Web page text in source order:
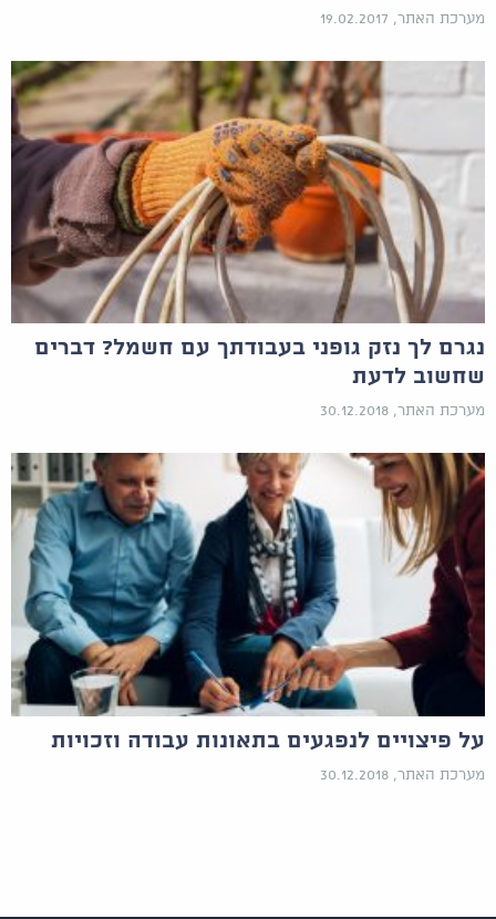
מערכת האתר, 19.02.2017
נגרם לך נזק גופני בעבודתך עם חשמל? דברים
שחשוב לדעת
מערכת האתר, 30.12.2018
על פיצויים לנפגעים בתאונות עבודה וזכויות
מערכת האתר, 30.12.2018